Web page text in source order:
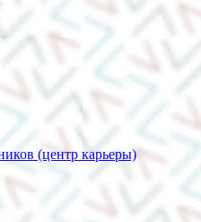
(центр карьеры)